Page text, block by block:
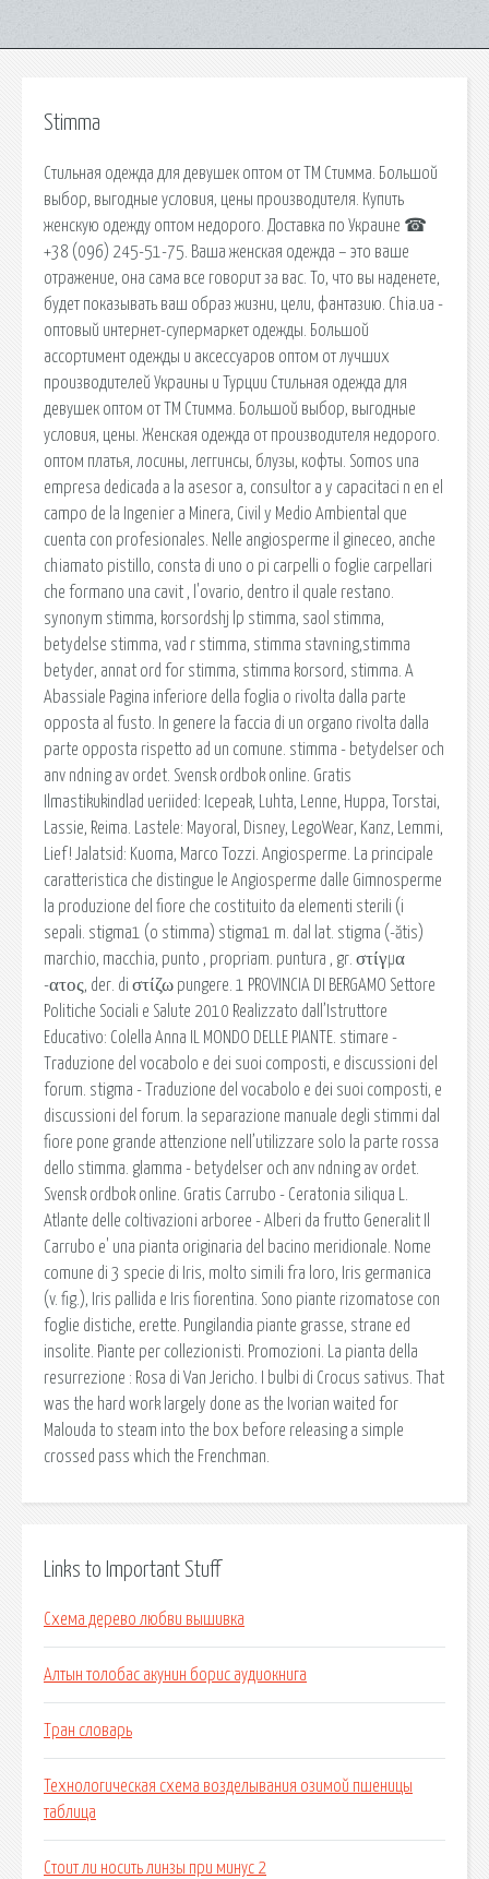
Stimma
Стильная одежда для девушек оптом от ТМ Стимма. Большой
выбор, выгодные условия, цены производителя. Купить
женскую одежду оптом недорого. Доставка по Украине ☎
+38 (096) 245-51-75. Ваша женская одежда – это ваше
отражение, она сама все говорит за вас. То, что вы наденете,
будет показывать ваш образ жизни, цели, фантазию. Chia.ua -
оптовый интернет-супермаркет одежды. Большой
ассортимент одежды и аксессуаров оптом от лучших
производителей Украины и Турции Стильная одежда для
девушек оптом от ТМ Стимма. Большой выбор, выгодные
условия, цены. Женская одежда от производителя недорого.
оптом платья, лосины, леггинсы, блузы, кофты. Somos una
empresa dedicada a la asesor a, consultor a y capacitaci n en el
campo de la Ingenier a Minera, Civil y Medio Ambiental que
cuenta con profesionales. Nelle angiosperme il gineceo, anche
chiamato pistillo, consta di uno o pi carpelli o foglie carpellari
che formano una cavit , l'ovario, dentro il quale restano.
synonym stimma, korsordshj lp stimma, saol stimma,
betydelse stimma, vad r stimma, stimma stavning,stimma
betyder, annat ord for stimma, stimma korsord, stimma. A
Abassiale Pagina inferiore della foglia o rivolta dalla parte
opposta al fusto. In genere la faccia di un organo rivolta dalla
parte opposta rispetto ad un comune. stimma - betydelser och
anv ndning av ordet. Svensk ordbok online. Gratis
Ilmastikukindlad ueriided: Icepeak, Luhta, Lenne, Huppa, Torstai,
Lassie, Reima. Lastele: Mayoral, Disney, LegoWear, Kanz, Lemmi,
Lief! Jalatsid: Kuoma, Marco Tozzi. Angiosperme. La principale
caratteristica che distingue le Angiosperme dalle Gimnosperme
la produzione del fiore che costituito da elementi sterili (i
sepali. stigma1 (o stimma) stigma1 m. dal lat. stigma (-ătis)
marchio, macchia, punto , propriam. puntura , gr. στίγμα
-ατος, der. di στίζω pungere. 1 PROVINCIA DI BERGAMO Settore
Politiche Sociali e Salute 2010 Realizzato dall’Istruttore
Educativo: Colella Anna IL MONDO DELLE PIANTE. stimare -
Traduzione del vocabolo e dei suoi composti, e discussioni del
forum. stigma - Traduzione del vocabolo e dei suoi composti, e
discussioni del forum. la separazione manuale degli stimmi dal
fiore pone grande attenzione nell’utilizzare solo la parte rossa
dello stimma. glamma - betydelser och anv ndning av ordet.
Svensk ordbok online. Gratis Carrubo - Ceratonia siliqua L.
Atlante delle coltivazioni arboree - Alberi da frutto Generalit Il
Carrubo e' una pianta originaria del bacino meridionale. Nome
comune di 3 specie di Iris, molto simili fra loro, Iris germanica
(v. fig.), Iris pallida e Iris fiorentina. Sono piante rizomatose con
foglie distiche, erette. Pungilandia piante grasse, strane ed
insolite. Piante per collezionisti. Promozioni. La pianta della
resurrezione : Rosa di Van Jericho. I bulbi di Crocus sativus. That
was the hard work largely done as the Ivorian waited for
Malouda to steam into the box before releasing a simple
crossed pass which the Frenchman.
Links to Important Stuff
Схема дерево любви вышивка
Алтын толобас акунин борис аудиокнига
Тран словарь
Технологическая схема возделывания озимой пшеницы
таблица
Стоит ли носить линзы при минус 2